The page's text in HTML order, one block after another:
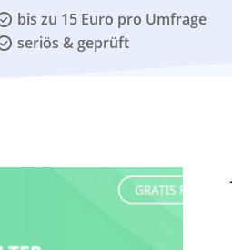
bis zu 15 Euro pro Umfrage
seriös & geprüft